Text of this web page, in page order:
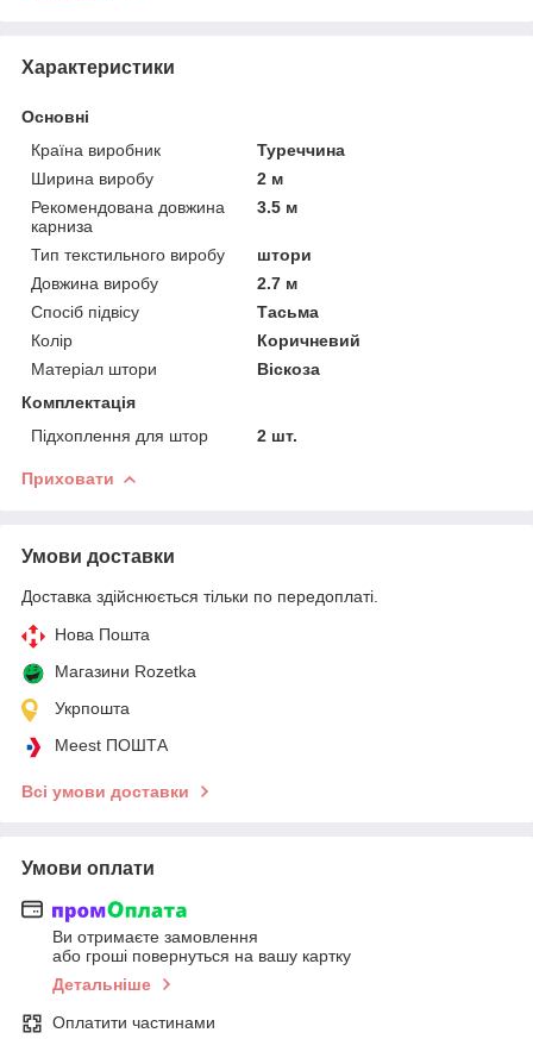
Характеристики
Основні
Країна виробник
Туреччина
Ширина виробу
2 м
Рекомендована довжина
карниза
3.5 м
Тип текстильного виробу
штори
Довжина виробу
2.7 м
Спосіб підвісу
Тасьма
Колір
Коричневий
Матеріал штори
Віскоза
Комплектація
Підхоплення для штор
2 шт.
Приховати
Умови доставки
Доставка здійснюється тільки по передоплаті.
Нова Пошта
Магазини Rozetka
Укрпошта
Meest ПОШТА
Всі умови доставки
Умови оплати
Ви отримаєте замовлення
або гроші повернуться на вашу картку
Детальніше
Оплатити частинами